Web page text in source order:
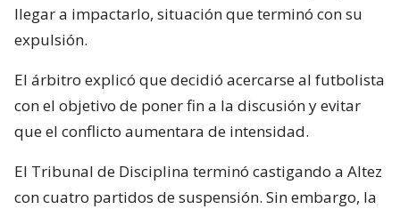
llegar a impactarlo, situación que terminó con su
expulsión.
El árbitro explicó que decidió acercarse al futbolista
con el objetivo de poner fin a la discusión y evitar
que el conflicto aumentara de intensidad.
El Tribunal de Disciplina terminó castigando a Altez
con cuatro partidos de suspensión. Sin embargo, la